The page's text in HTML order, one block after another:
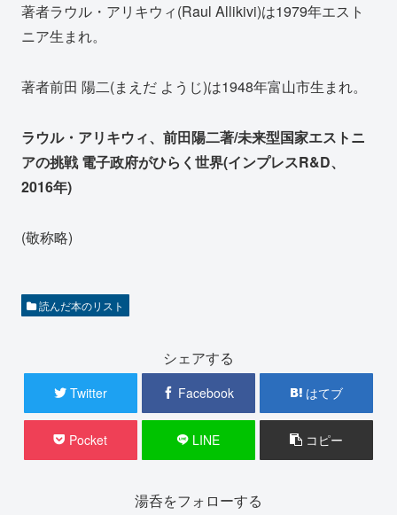
著者ラウル・アリキウィ(Raul Allikivi)は1979年エスト
ニア生まれ。
著者前田 陽二(まえだ ようじ)は1948年富山市生まれ。
ラウル・アリキウィ、前田陽二著/未来型国家エストニ
アの挑戦 電子政府がひらく世界(インプレスR&D、
2016年)
(敬称略)
読んだ本のリスト
シェアする
Twitter Facebook はてブ
Pocket LINE コピー
湯呑をフォローする